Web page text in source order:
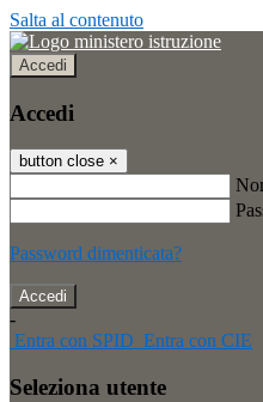
Salta al contenuto
Accedi
Accedi
button close ×
Password dimenticata?
-
Entra con SPID Entra con CIE
Seleziona utente